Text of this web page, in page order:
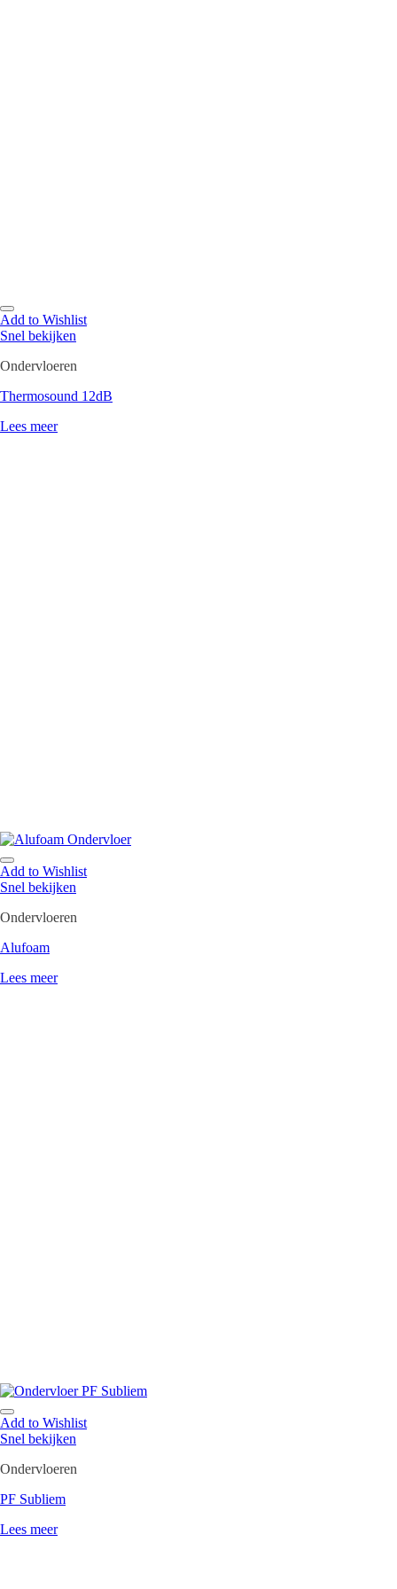
Add to Wishlist
Snel bekijken
Ondervloeren
Thermosound 12dB
Lees meer
Add to Wishlist
Snel bekijken
Ondervloeren
Alufoam
Lees meer
Add to Wishlist
Snel bekijken
Ondervloeren
PF Subliem
Lees meer